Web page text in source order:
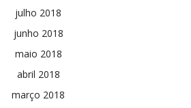
julho 2018
junho 2018
maio 2018
abril 2018
março 2018